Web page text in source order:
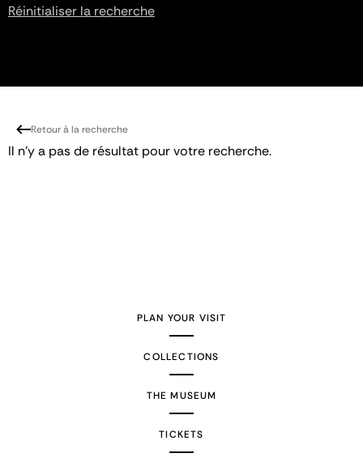
Réinitialiser la recherche
Retour à la recherche
Il n'y a pas de résultat pour votre recherche.
PLAN YOUR VISIT
COLLECTIONS
THE MUSEUM
TICKETS